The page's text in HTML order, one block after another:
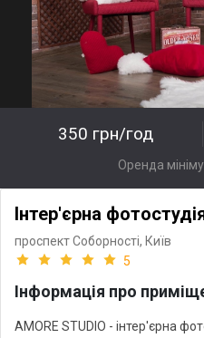
350 грн/год
Оренда
Інтер'єрна
проспект Соборності, Київ
5
Інформація про
AMORE STUDIO - інтер'єрна